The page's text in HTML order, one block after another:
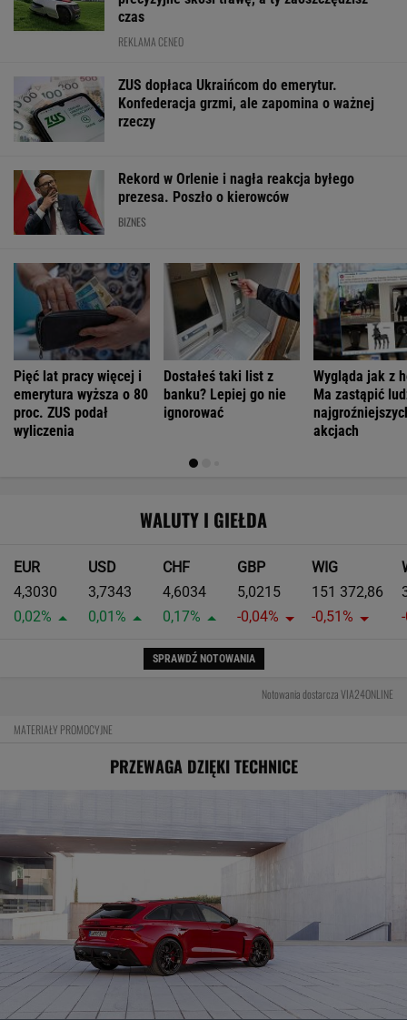
czas
REKLAMA CENEO
ZUS dopłaca Ukraińcom do emerytur.
Konfederacja grzmi, ale zapomina o ważnej
rzeczy
Rekord w Orlenie i nagła reakcja byłego
prezesa. Poszło o kierowców
BIZNES
Pięć lat pracy więcej i
emerytura wyższa o 80
proc. ZUS podał
wyliczenia
Dostałeś taki list z
banku? Lepiej go nie
ignorować
Wygląda jak z
Ma zastąpić
akcjach
WALUTY I GIEŁDA
EUR
4,3030
0,02%
USD
3,7343
0,01%
CHF
4,6034
0,17%
GBP
5,0215
-0,04%
WIG
151 372,86
-0,51%
SPRAWDŹ NOTOWANIA
Notowania dostarcza VIA24ONLINE
MATERIAŁY PROMOCYJNE
PRZEWAGA DZIĘKI TECHNICE